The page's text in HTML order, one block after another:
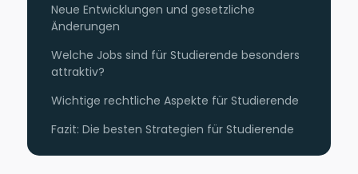
Neue Entwicklungen und gesetzliche
Änderungen
Welche Jobs sind für Studierende besonders
attraktiv?
Wichtige rechtliche Aspekte für Studierende
Fazit: Die besten Strategien für Studierende